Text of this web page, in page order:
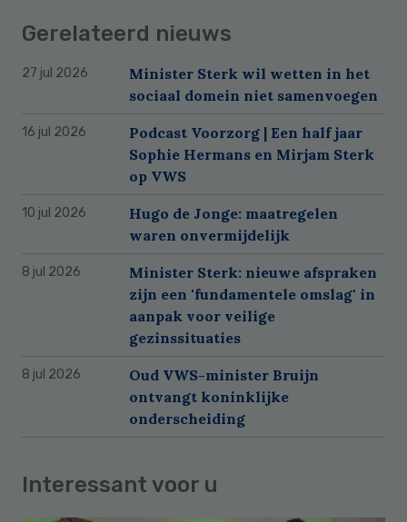
Gerelateerd nieuws
27 jul 2026
Minister Sterk wil wetten in het
sociaal domein niet samenvoegen
16 jul 2026
Podcast Voorzorg | Een half jaar
Sophie Hermans en Mirjam Sterk
op VWS
10 jul 2026
Hugo de Jonge: maatregelen
waren onvermijdelijk
8 jul 2026
Minister Sterk: nieuwe afspraken
zijn een 'fundamentele omslag' in
aanpak voor veilige
gezinssituaties
8 jul 2026
Oud VWS-minister Bruijn
ontvangt koninklijke
onderscheiding
Interessant voor u